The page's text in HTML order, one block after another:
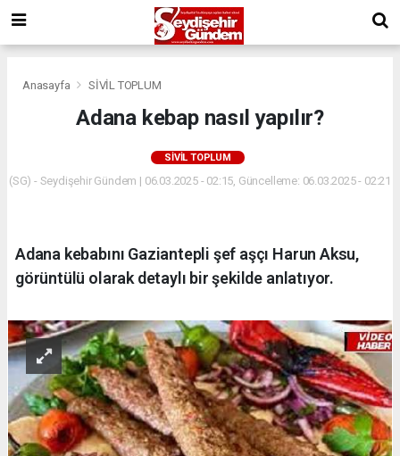
Anasayfa SİVİL TOPLUM
Adana kebap nasıl yapılır?
SİVİL TOPLUM
(SG) - Seydişehir Gündem | 06.03.2025 - 02:15, Güncelleme: 06.03.2025 - 02:21
Adana kebabını Gaziantepli şef aşçı Harun Aksu,
görüntülü olarak detaylı bir şekilde anlatıyor.